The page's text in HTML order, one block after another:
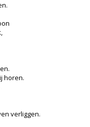
horen.
verliggen.